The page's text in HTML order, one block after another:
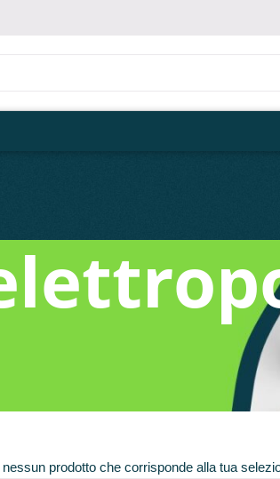
prodotto che corrisponde alla tua